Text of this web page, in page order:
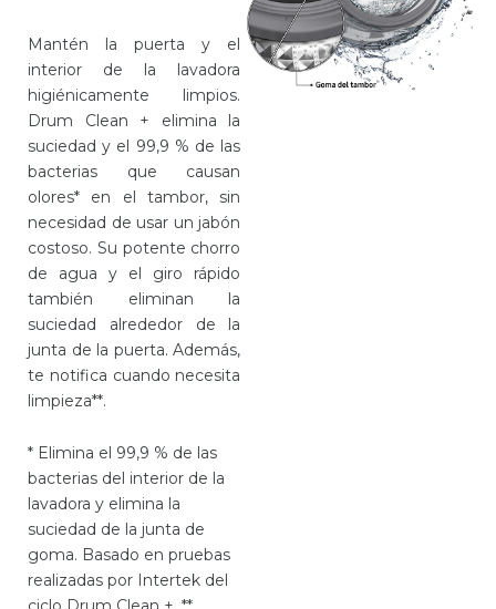
Mantén la puerta y el
interior de la lavadora
higiénicamente limpios.
Drum Clean + elimina la
suciedad y el 99,9 % de las
bacterias que causan
olores* en el tambor, sin
necesidad de usar un jabón
costoso. Su potente chorro
de agua y el giro rápido
también eliminan la
suciedad alrededor de la
junta de la puerta. Además,
te notifica cuando necesita
limpieza**.
* Elimina el 99,9 % de las
bacterias del interior de la
lavadora y elimina la
suciedad de la junta de
goma. Basado en pruebas
realizadas por Intertek del